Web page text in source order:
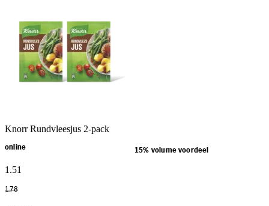
Knorr Rundvleesjus 2-pack
online 15% volume voordeel
1 .51
1.78